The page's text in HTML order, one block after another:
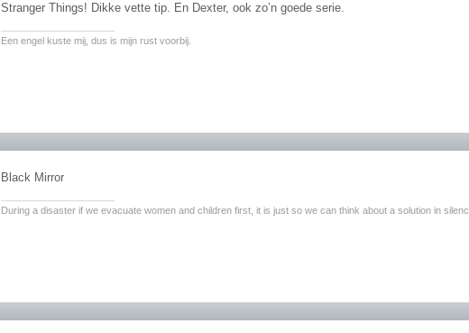
Stranger Things! Dikke vette tip. En Dexter, ook zo’n goede serie.
Een engel kuste mij, dus is mijn rust voorbij.
Black Mirror
During a disaster if we evacuate women and children first, it is just so we can think about a solution in